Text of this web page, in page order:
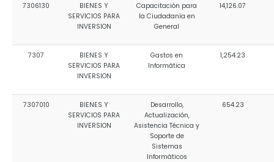
7306130
BIENES Y
SERVICIOS PARA
INVERSION
Capacitación para
la Ciudadanía en
General
14,126.07
7307
BIENES Y
SERVICIOS PARA
INVERSION
Gastos en
Informática
1,254.23
7307010
BIENES Y
SERVICIOS PARA
INVERSION
Desarrollo,
Actualización,
Asistencia Técnica y
Soporte de
Sistemas
Informáticos
654.23